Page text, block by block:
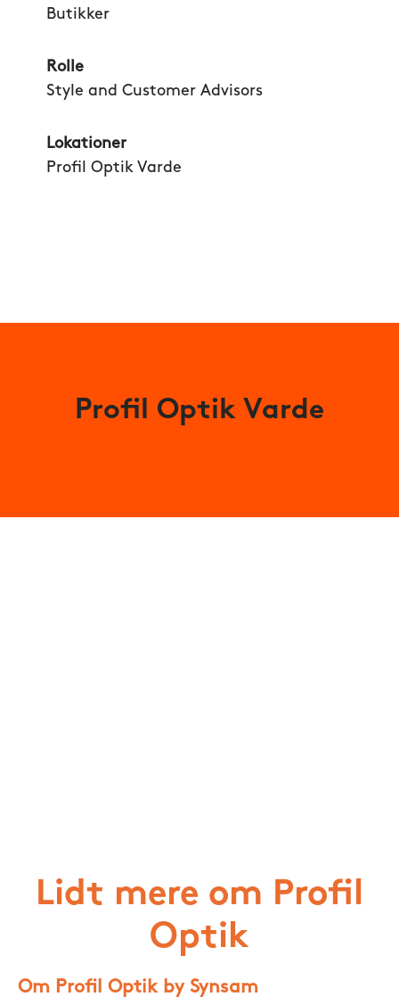
Butikker
Rolle
Style and Customer Advisors
Lokationer
Profil Optik Varde
Profil Optik Varde
Lidt mere om Profil
Optik
Om Profil Optik by Synsam